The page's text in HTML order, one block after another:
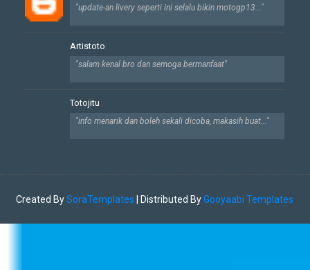
"update-an livery seperti ini selalu bikin motogp13..."
Artistoto
"salam kenal bro dan semoga bermanfaat"
Totojitu
"info menarik dan boleh sekali dicoba, makasih buat..."
Created BySoraTemplates | Distributed ByGooyaabi Templates